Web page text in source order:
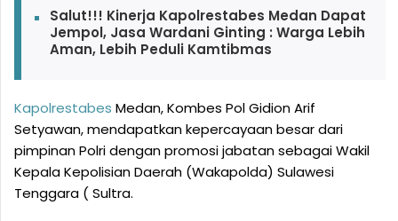
Salut!!! Kinerja Kapolrestabes Medan Dapat
Jempol, Jasa Wardani Ginting : Warga Lebih
Aman, Lebih Peduli Kamtibmas
Kapolrestabes Medan, Kombes Pol Gidion Arif
Setyawan, mendapatkan kepercayaan besar dari
pimpinan Polri dengan promosi jabatan sebagai Wakil
Kepala Kepolisian Daerah (Wakapolda) Sulawesi
Tenggara ( Sultra.